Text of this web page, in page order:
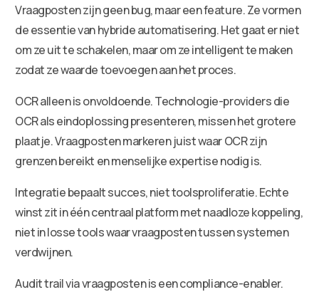
Vraagposten zijn geen bug, maar een feature. Ze vormen
de essentie van hybride automatisering. Het gaat er niet
om ze uit te schakelen, maar om ze intelligent te maken
zodat ze waarde toevoegen aan het proces.
OCR alleen is onvoldoende. Technologie-providers die
OCR als eindoplossing presenteren, missen het grotere
plaatje. Vraagposten markeren juist waar OCR zijn
grenzen bereikt en menselijke expertise nodig is.
Integratie bepaalt succes, niet toolsproliferatie. Echte
winst zit in één centraal platform met naadloze koppeling,
niet in losse tools waar vraagposten tussen systemen
verdwijnen.
Audit trail via vraagposten is een compliance-enabler.